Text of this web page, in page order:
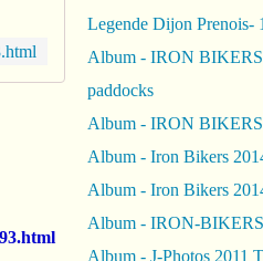
Legende Dijon Prenois- 1
Album - IRON BIKERS
paddocks
Album - IRON BIKERS
Album - Iron Bikers
Album - Iron Bikers
Album - IRON-
Album - J-Photos 2011